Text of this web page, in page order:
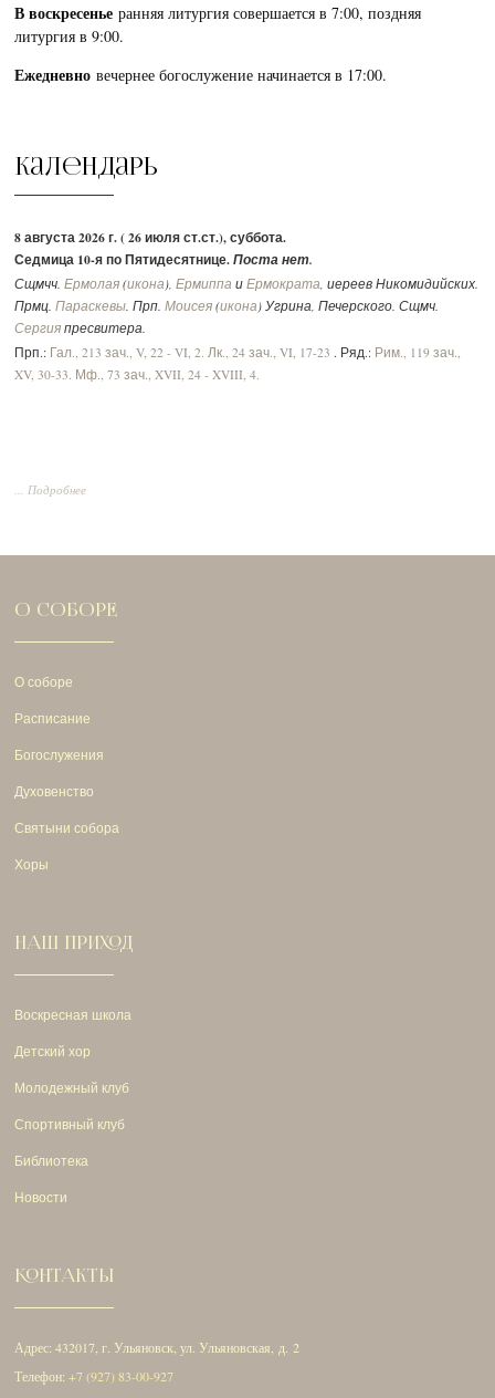
В воскресеньеранняя литургия совершается в 7:00, поздняя
литургия в 9:00.
Ежедневновечернее богослужение начинается в 17:00.
Календарь
8 августа 2026 г. ( 26 июля ст.ст.), суббота.
Седмица 10-я по Пятидесятнице.Поста нет.
Сщмчч.Ермолая (икона),Ермиппа иЕрмократа, иереев Никомидийских.
Прмц.Параскевы. Прп.Моисея (икона) Угрина, Печерского. Сщмч.
Сергия пресвитера.
Прп.: Гал., 213 зач., V, 22 - VI, 2. Лк., 24 зач., VI, 17-23 . Ряд.: Рим., 119 зач.,
XV, 30-33. Мф., 73 зач., XVII, 24 - XVIII, 4.
... Подробнее
О СОБОРЕ
О соборе
Расписание
Богослужения
Духовенство
Святыни собора
Хоры
НАШ ПРИХОД
Воскресная школа
Детский хор
Молодежный клуб
Спортивный клуб
Библиотека
Новости
КОНТАКТЫ
Адрес: 432017, г. Ульяновск, ул. Ульяновская, д. 2
Телефон:+7 (927) 83-00-927